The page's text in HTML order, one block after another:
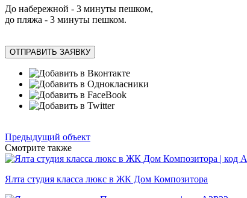
До набережной - 3 минуты пешком,
до пляжа - 3 минуты пешком.
ОТПРАВИТЬ ЗАЯВКУ
Предыдущий объект
Смотрите также
Ялта студия класса люкс в ЖК Дом Композитора